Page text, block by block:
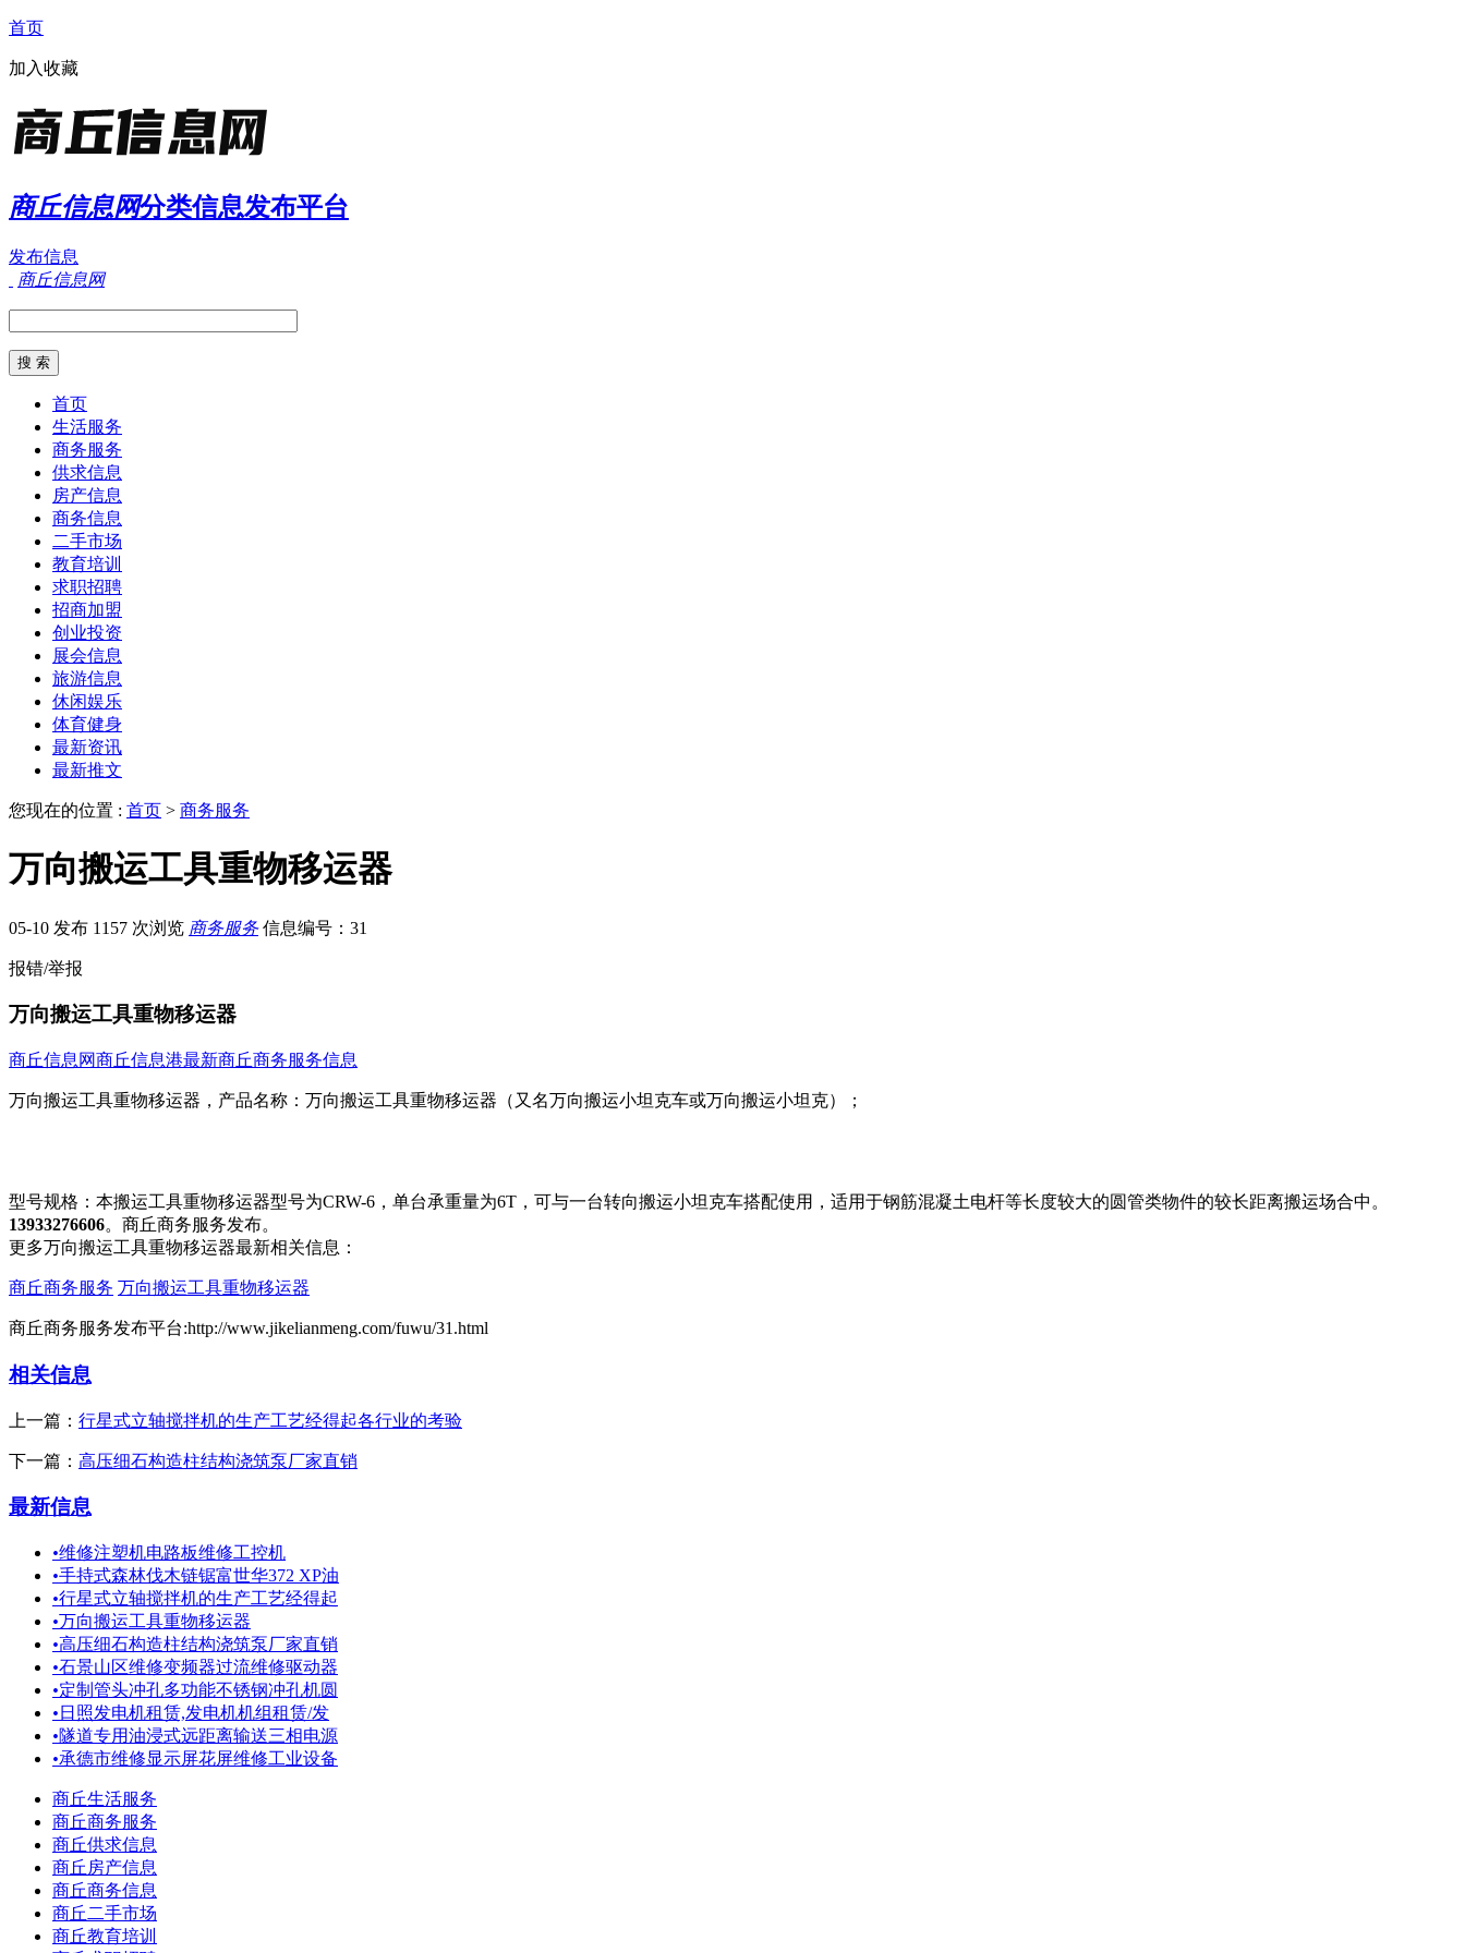
首页
加入收藏
商丘信息网分类信息发布平台
发布信息
商丘信息网
首页
生活服务
商务服务
供求信息
房产信息
商务信息
二手市场
教育培训
求职招聘
招商加盟
创业投资
展会信息
旅游信息
休闲娱乐
体育健身
最新资讯
最新推文
您现在的位置 : 首页 > 商务服务
万向搬运工具重物移运器
05-10 发布 1157 次浏览 商务服务 信息编号：31
报错/举报
万向搬运工具重物移运器
商丘信息网商丘信息港最新商丘商务服务信息
万向搬运工具重物移运器，产品名称：万向搬运工具重物移运器（又名万向搬运小坦​‌‌克车或万向搬运小坦克）；
型号规格：本搬运工具重物移运器型号为CRW-6，单台承重量为6T，可与一台转向搬运小坦克车搭配使用，适用于钢筋混凝土电杆等长度较大的圆管类物件的较长距离搬运场合中。
13933276606。商丘商务服务发布。
更多万向搬运工具重物移运器最新相关信息：
商丘商务服务 万向搬运工具重物移运器
商丘商务服务发布平台:http://www.jikelianmeng.com/fuwu/31.html
相关信息
上一篇： 行星式立轴搅拌机的生产工艺经得起各行业的考验
下一篇： 高压细石构造柱结构浇筑泵厂家直销
最新信息
•维修注塑机电路板维修工控机
•手持式森林伐木链锯富世华372 XP油
•行星式立轴搅拌机的生产工艺经得起
•万向搬运工具重物移运器
•高压细石构造柱结构浇筑泵厂家直销
•石景山区维修变频器过流维修驱动器
•定制管头冲孔多功能不锈钢冲孔机圆
• 日照发电机租赁,发电机机组租赁/发
•隧道专用油浸式远距离输送三相电源
•承德市维修显示屏花屏维修工业设备
商丘生活服务
商丘商务服务
商丘供求信息
商丘房产信息
商丘商务信息
商丘二手市场
商丘教育培训